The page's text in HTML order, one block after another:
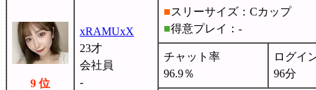
9 位
xRAMUxX
23才
会社員
-
■スリーサイズ：Cカップ
■得意プレイ：-
チャット率
96.9％
ログイ
96分